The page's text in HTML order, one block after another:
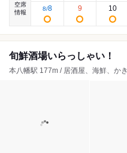
空席
情報
8/8 9 10
旬鮮酒場いらっしゃい！
本八幡駅 177m / 居酒屋、海鮮、かき